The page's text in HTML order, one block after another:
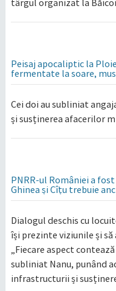
Peisaj apocaliptic la
fermentate la soare,
Cei doi au subliniat
și susținerea afacerilor
PNRR-ul României a
Ghinea și Cîțu trebuie
Dialogul deschis cu
își prezinte viziunile și
„Fiecare aspect
subliniat Nanu, punând
infrastructurii și